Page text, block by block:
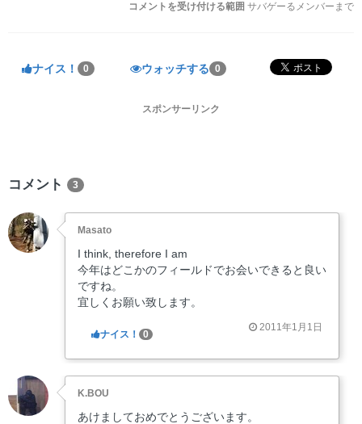
コメントを受け付ける範囲 サバゲーるメンバーまで
ナイス！ 0 ウォッチする 0
スポンサーリンク
コメント 3
Masato
I think, therefore I am
今年はどこかのフィールドでお会いできると良い
ですね。
宜しくお願い致します。
2011年1月1日
ナイス！ 0
K.BOU
あけましておめでとうございます。